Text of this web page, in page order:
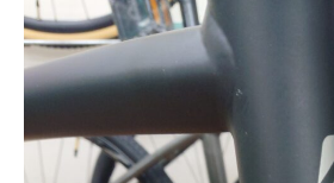
サービスのご案内